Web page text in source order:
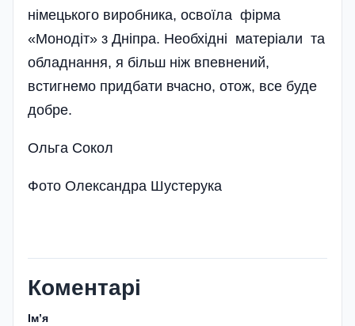
німецького виробника, освоїла фірма
«Монодіт» з Дніпра. Необхідні матеріали та
обладнання, я більш ніж впевнений,
встигнемо придбати вчасно, отож, все буде
добре.
Ольга Сокол
Фото Олександра Шустерука
Коментарі
Імʼя